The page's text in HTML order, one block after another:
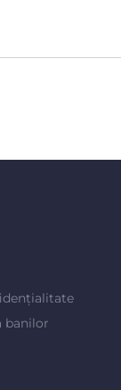
banilor